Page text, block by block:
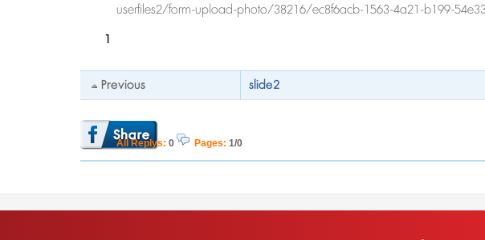
userfiles2/form-upload-photo/38216/ec8f6acb-1563-4a21-b199-
1
Previous slide2
All Replys: 0 Pages: 1/0